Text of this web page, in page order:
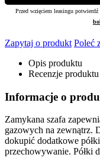
Przed wzięciem leasingu
Zapytaj o produkt Poleć
Opis produktu
Recenzje
Informacje o
Zamykana szafa
gazowych na zewnątrz.
dokupić dodatkowe
przechowywanie. Półki